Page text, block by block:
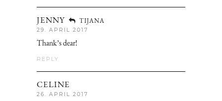
JENNY TIJANA
29. APRIL 2017
Thank’s dear!
REPLY
CELINE
26. APRIL 2017